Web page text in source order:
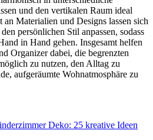
und den vertikalen Raum ideal
Materialien und Designs lassen sich
persönlichen Stil anpassen, sodass
in Hand gehen. Insgesamt helfen
Organizer dabei, die begrenzten
zu nutzen, den Alltag zu
aufgeräumte Wohnatmosphäre zu
Deko: 25 kreative Ideen